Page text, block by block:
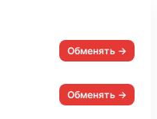
Обменять →
Обменять →